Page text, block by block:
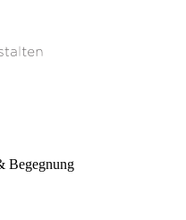
Begegnung